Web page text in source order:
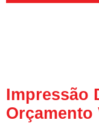
Impressão